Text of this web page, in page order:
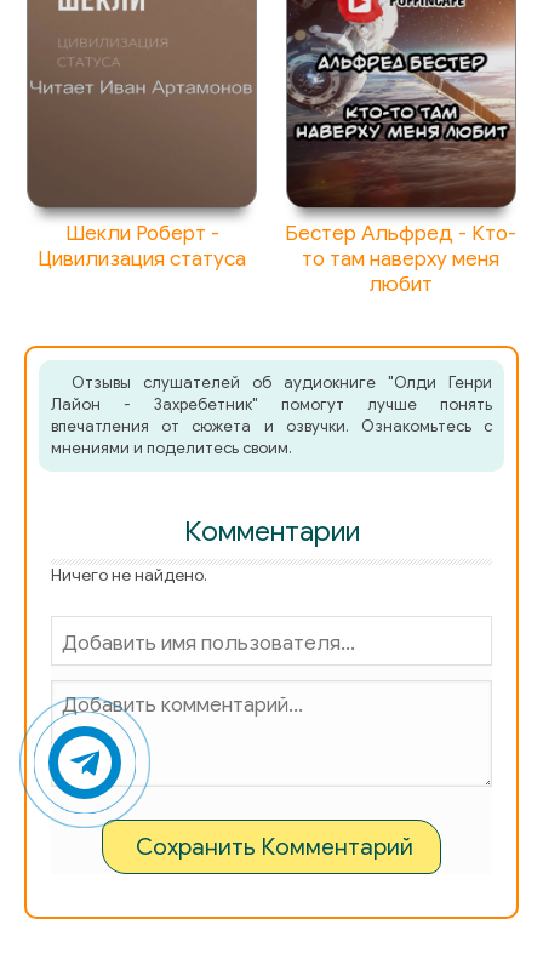
Шекли Роберт -
Цивилизация статуса
Бестер Альфред - Кто-
то там наверху меня
любит
Отзывы слушателей об аудиокниге "Олди Генри
Лайон - Захребетник" помогут лучше понять
впечатления от сюжета и озвучки. Ознакомьтесь с
мнениями и поделитесь своим.
Комментарии
Ничего не найдено.
Сохранить Комментарий